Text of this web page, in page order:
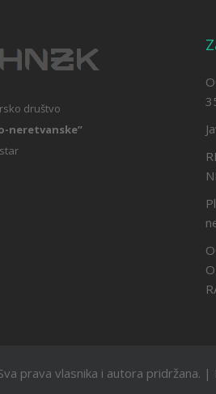
društvo
neretvanske”
prava vlasnika i autora pridržana. |